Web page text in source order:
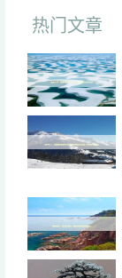
热门文章